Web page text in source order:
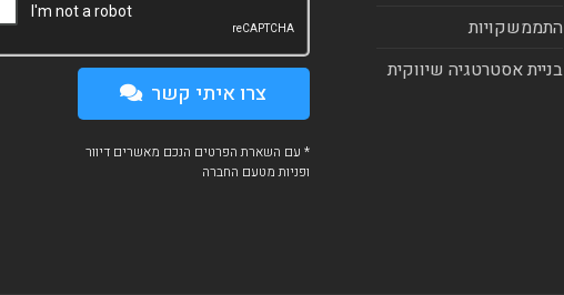
התממשקויות
בניית אסטרטגיה שיווקית
צרו איתי קשר
* עם השארת הפרטים הנכם מאשרים דיוור
ופניות מטעם החברה